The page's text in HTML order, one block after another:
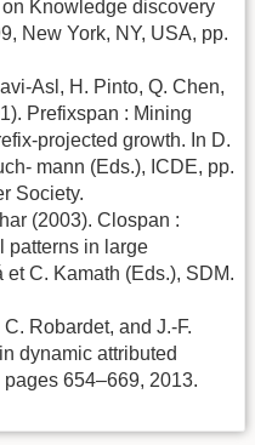
Knowledge discovery
New York, NY, USA, pp.
Asl, H. Pinto, Q. Chen,
Prefixspan : Mining
projected growth. In D.
mann (Eds.), ICDE, pp.
Society.
(2003). Clospan :
patterns in large
C. Kamath (Eds.), SDM.
Robardet, and J.-F.
dynamic attributed
654–669, 2013.